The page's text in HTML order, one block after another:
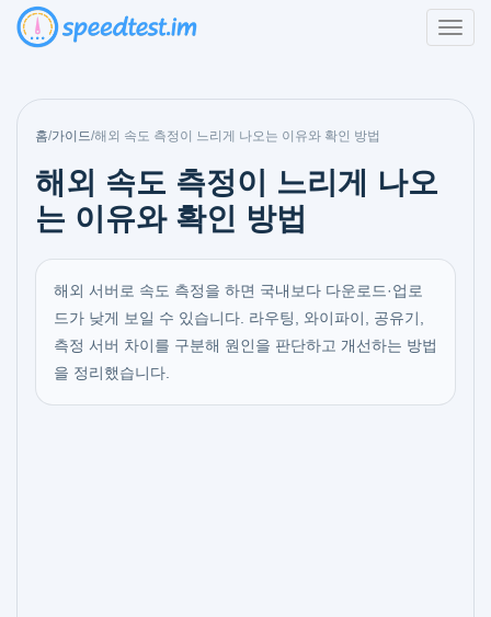
홈/가이드/해외 속도 측정이 느리게 나오는 이유와 확인 방법
해외 속도 측정이 느리게 나오
는 이유와 확인 방법
해외 서버로 속도 측정을 하면 국내보다 다운로드·업로
드가 낮게 보일 수 있습니다. 라우팅, 와이파이, 공유기,
측정 서버 차이를 구분해 원인을 판단하고 개선하는 방법
을 정리했습니다.